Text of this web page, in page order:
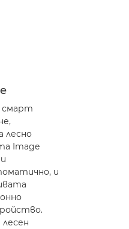
смарт
лесно
Image
и